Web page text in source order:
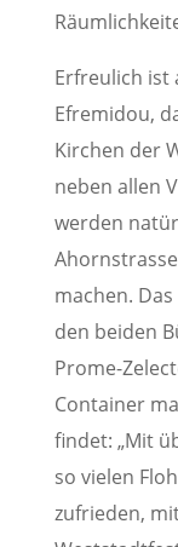
Erfreulich ist
Efremidou,
Kirchen der
neben allen
werden
machen.
den beiden
Prome-
Container
findet: „Mit
so vielen
zufrieden,